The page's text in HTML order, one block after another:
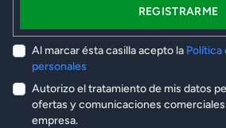
REGISTRARME
Al marcar ésta casilla acepto la Política
personales
Autorizo el tratamiento de mis datos
ofertas y comunicaciones
empresa.